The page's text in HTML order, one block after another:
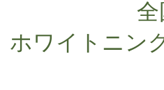
ホワイトニン